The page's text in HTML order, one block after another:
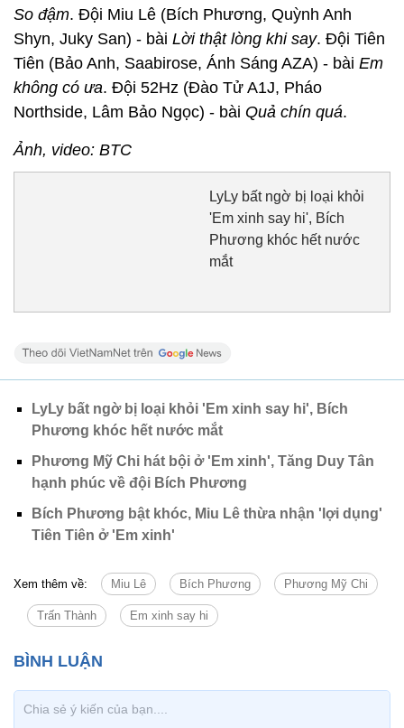
So đậm. Đội Miu Lê (Bích Phương, Quỳnh Anh
Shyn, Juky San) - bài Lời thật lòng khi say. Đội Tiên
Tiên (Bảo Anh, Saabirose, Ánh Sáng AZA) - bài Em
không có ưa. Đội 52Hz (Đào Tử A1J, Pháo
Northside, Lâm Bảo Ngọc) - bài Quả chín quá.
Ảnh, video: BTC
LyLy bất ngờ bị loại khỏi
'Em xinh say hi', Bích
Phương khóc hết nước
mắt
LyLy bất ngờ bị loại khỏi 'Em xinh say hi', Bích
Phương khóc hết nước mắt
Phương Mỹ Chi hát bội ở 'Em xinh', Tăng Duy Tân
hạnh phúc về đội Bích Phương
Bích Phương bật khóc, Miu Lê thừa nhận 'lợi dụng'
Tiên Tiên ở 'Em xinh'
Xem thêm về: Miu Lê Bích Phương Phương Mỹ Chi
Trấn Thành Em xinh say hi